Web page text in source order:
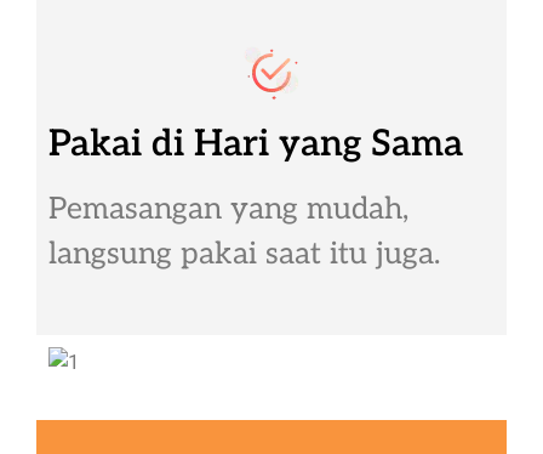
Pakai di Hari yang Sama
Pemasangan yang mudah,
langsung pakai saat itu juga.